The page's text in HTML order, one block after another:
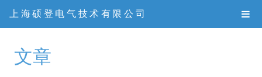
上海硕登电气技术有限公司
文章